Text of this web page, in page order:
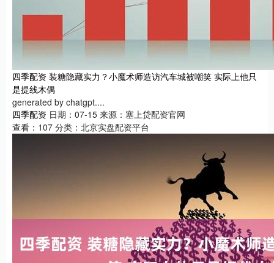
四季配资 装糖隐藏实力？小魔术师造访汽车城被嘲笑 实际上他只
是提线木偶
generated by chatgpt....
四季配资 日期：07-15 来源：塞上贷配资官网
查看： 107 分类： 北京实盘配资平台